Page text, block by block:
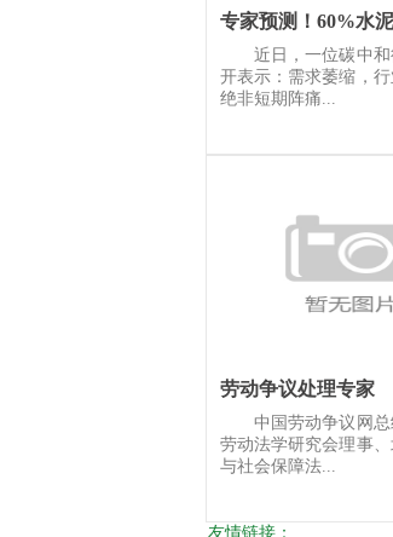
近日，一位碳中和
开表示：需求萎缩，
绝非短期阵痛...
劳动争议处理专家
中国劳动争议网总
劳动法学研究会理事
与社会保障法...
友情链接：